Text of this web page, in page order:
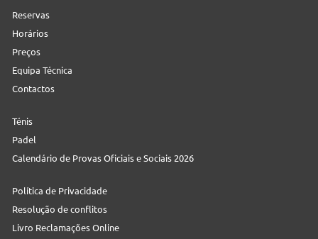
Reservas
Horários
Preços
Equipa Técnica
Contactos
Ténis
Padel
Calendário de Provas Oficiais e Sociais 2026
Política de Privacidade
Resolução de conflitos
Livro Reclamações Online